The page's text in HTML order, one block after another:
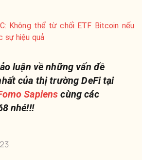
Không thể từ chối ETF Bitcoin nếu
sự hiệu quả
luận về những vấn đề
của thị trường DeFi tại
Sapiens cùng các
nhé!!!